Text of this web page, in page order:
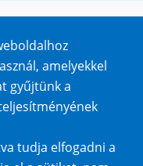
amelyekkel
gyűjtünk a
tudja elfogadni a